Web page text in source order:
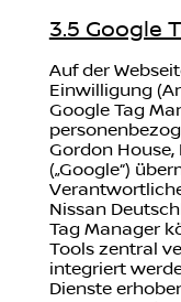
3.5 Google
Auf der
Einwilligung
Google Tag
Gordon House,
(„Google“)
Nissan
Tag Manager
Tools zentral
integriert
Dienste